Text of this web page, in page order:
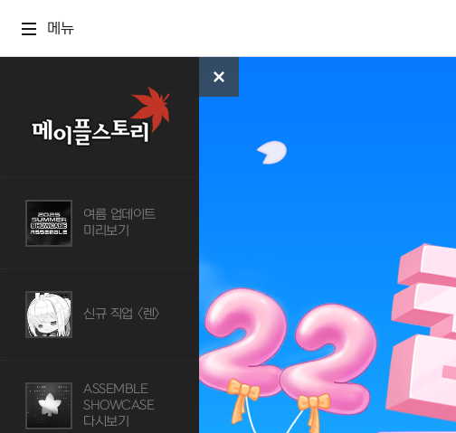
메뉴
여름 업데이트
미리보기
신규 직업 <렌>
ASSEMBLE
SHOWCASE
다시보기